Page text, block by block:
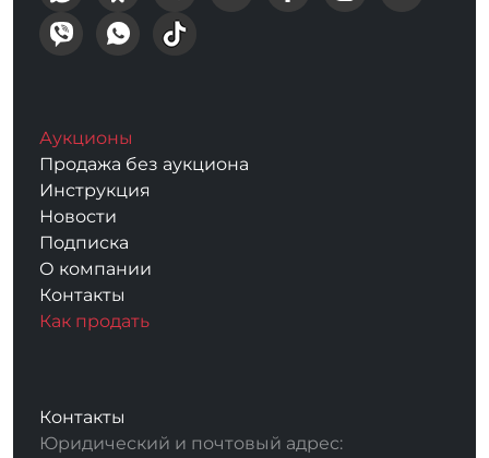
Аукционы
Продажа без аукциона
Инструкция
Новости
Подписка
О компании
Контакты
Как продать
Контакты
Юридический и почтовый адрес: